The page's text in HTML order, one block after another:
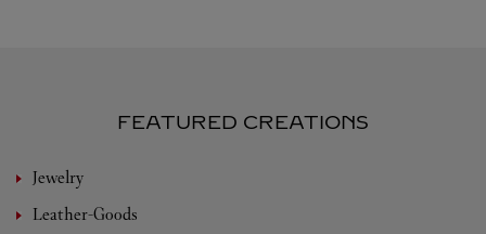
FEATURED CREATIONS
Jewelry
Leather-Goods